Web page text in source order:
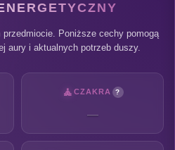
Poniższe cechy pomogą
aury i aktualnych potrzeb duszy.
🧘 CZAKRA ?
—